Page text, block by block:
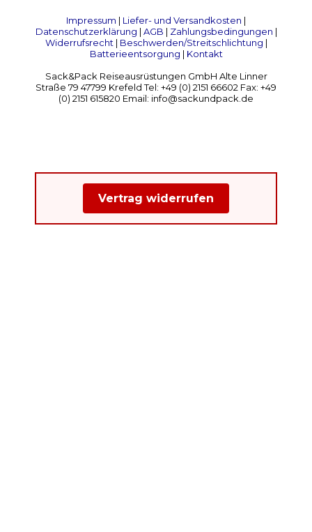
Impressum | Liefer- und Versandkosten |
Datenschutzerklärung | AGB | Zahlungsbedingungen |
Widerrufsrecht| Beschwerden/Streitschlichtung |
Batterieentsorgung | Kontakt
Sack&Pack Reiseausrüstungen GmbH Alte Linner
Straße 79 47799 Krefeld Tel: +49 (0) 2151 66602 Fax: +49
(0) 2151 615820 Email: info@sackundpack.de
Vertrag widerrufen